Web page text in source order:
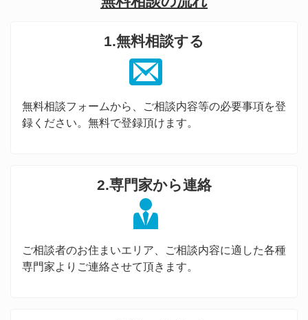
1.無料相談する
無料相談フォームから、ご相談内容等の必要事項を登
録ください。無料で登録頂けます。
2.専門家から連絡
ご相談者のお住まいエリア、ご相談内容に適した各種
専門家よりご連絡させて頂きます。